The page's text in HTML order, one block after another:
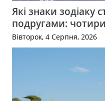
Які знаки
подругами:
Вівторок, 4 Серпня, 2026